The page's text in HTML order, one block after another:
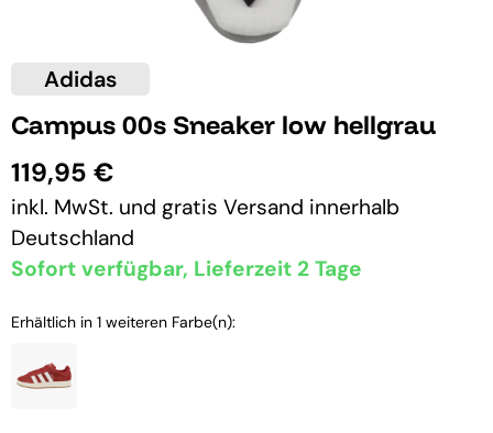
Adidas
Campus 00s Sneaker low hellgrau
119,95 €
inkl. MwSt. und gratis Versand innerhalb
Deutschland
Sofort verfügbar, Lieferzeit 2 Tage
Erhältlich in 1 weiteren Farbe(n):